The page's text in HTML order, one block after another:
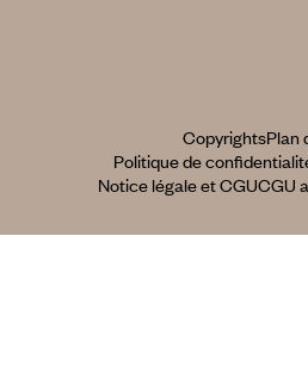
CopyrightsPlan
Politique de
Notice légale et CGUCGU